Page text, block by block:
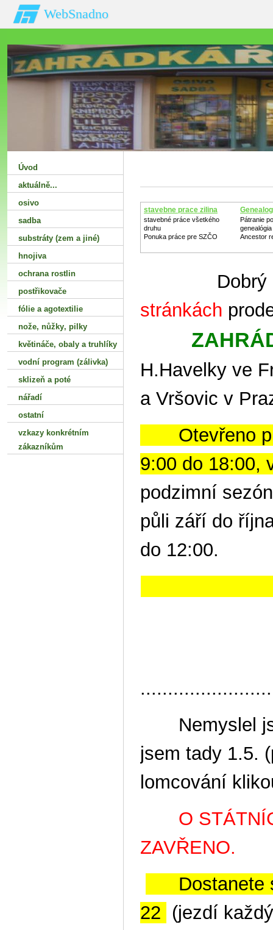
WebSnadno
stavebne prace zilina
stavebné práce všetkého
druhu
Ponuka práce pre SZČO
Pátranie
genealógia
Ancestor
Dobrý
stránkách
H.Havelky ve
a Vršovic v
Otevřeno
9:00 do 18:00,
podzimní
půli září do
do 12:00.
Nemyslel
jsem tady 1.5.
lomcování
O
ZAVŘENO.
Dostanete
22 (jezdí
Úvod
aktuálně...
osivo
sadba
substráty (zem a jiné)
hnojiva
ochrana rostlin
postřikovače
fólie a agotextilie
nože‚ nůžky‚ pilky
květináče‚ obaly a truhlíky
vodní program (zálivka)
sklizeň a poté
nářadí
ostatní
vzkazy konkrétním
zákazníkům